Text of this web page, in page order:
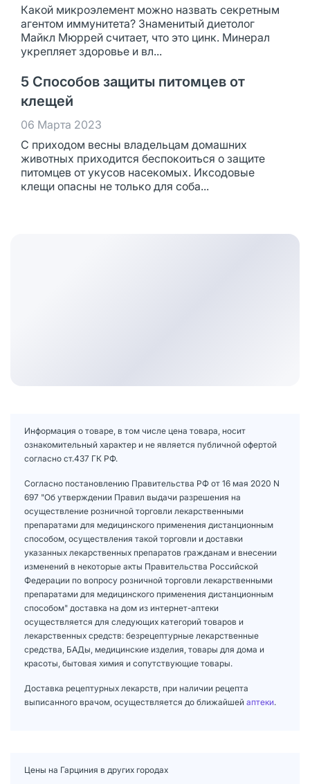
Какой микроэлемент можно назвать секретным
агентом иммунитета? Знаменитый диетолог
Майкл Мюррей считает, что это цинк. Минерал
укрепляет здоровье и вл...
5 Способов защиты питомцев от
клещей
06 Марта 2023
С приходом весны владельцам домашних
животных приходится беспокоиться о защите
питомцев от укусов насекомых. Иксодовые
клещи опасны не только для соба...
Информация о товаре, в том числе цена товара, носит
ознакомительный характер и не является публичной офертой
согласно ст.437 ГК РФ.
Согласно постановлению Правительства РФ от 16 мая 2020 N
697 "Об утверждении Правил выдачи разрешения на
осуществление розничной торговли лекарственными
препаратами для медицинского применения дистанционным
способом, осуществления такой торговли и доставки
указанных лекарственных препаратов гражданам и внесении
изменений в некоторые акты Правительства Российской
Федерации по вопросу розничной торговли лекарственными
препаратами для медицинского применения дистанционным
способом" доставка на дом из интернет-аптеки
осуществляется для следующих категорий товаров и
лекарственных средств: безрецептурные лекарственные
средства, БАДы, медицинские изделия, товары для дома и
красоты, бытовая химия и сопутствующие товары.
Доставка рецептурных лекарств, при наличии рецепта
выписанного врачом, осуществляется до ближайшей аптеки.
Цены на Гарциния в других городах